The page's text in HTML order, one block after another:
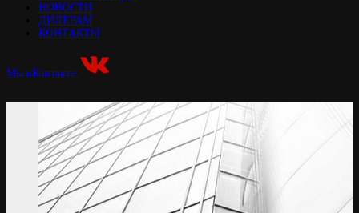
НОВОСТИ
ДИЛЕРАМ
КОНТАКТЫ
Мы вКонтакте